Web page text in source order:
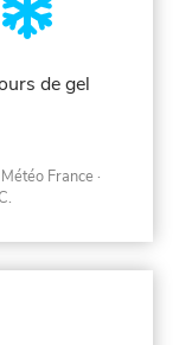
de gel
France ·